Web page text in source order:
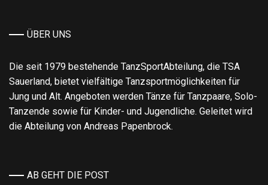
ÜBER UNS
Die seit 1979 bestehende TanzSportAbteilung, die TSA
Sauerland, bietet vielfältige Tanzsportmöglichkeiten für
Jung und Alt. Angeboten werden Tänze für Tanzpaare, Solo-
Tanzende sowie für Kinder- und Jugendliche. Geleitet wird
die Abteilung von Andreas Papenbrock.
AB GEHT DIE POST